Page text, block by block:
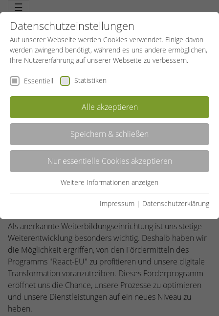
☰
DIGITALISIERUNG UNSERER REHASPORT-
ABRECHNUNG DURCH FÖRDERPROGRAMM
Als anerkannte Weiterbildungseinrichtung ist uns stetige
Weiterentwicklung besonders wichtig. Deshalb haben wir
die Möglichkeit ergriffen, von den Fördermitteln des
Programms "React-EU" zu profitieren und unsere digitale
Transformation voranzutreiben. Dieses Förderprogramm
eröffnet uns die Chance, unsere Prozesse zu optimieren
und unsere Dienstleistungen auf ein neues Niveau zu
heben.
Datenschutzeinstellungen
Auf unserer Webseite werden Cookies verwendet. Einige davon
werden zwingend benötigt, während es uns andere ermöglichen,
Ihre Nutzererfahrung auf unserer Webseite zu verbessern.
Essentiell Statistiken
Alle akzeptieren
Speichern & schließen
Nur essentielle Cookies akzeptieren
Essentielle Cookies werden für grundlegende Funktionen der
Webseite einwandfrei funktioniert.
Name cookie_optin
Anbieter TYPO3
Laufzeit 1 Jahr
Zweck
Cookie-Informationen anzeigen
Statistiken
Diese Gruppe beinhaltet alle Skripte für analytisches Tracking
und zugehörige Cookies. Es hilft uns die Nutzererfahrung der
Website zu verbessern.
Weitere Informationen anzeigen
Impressum | Datenschutzerklärung